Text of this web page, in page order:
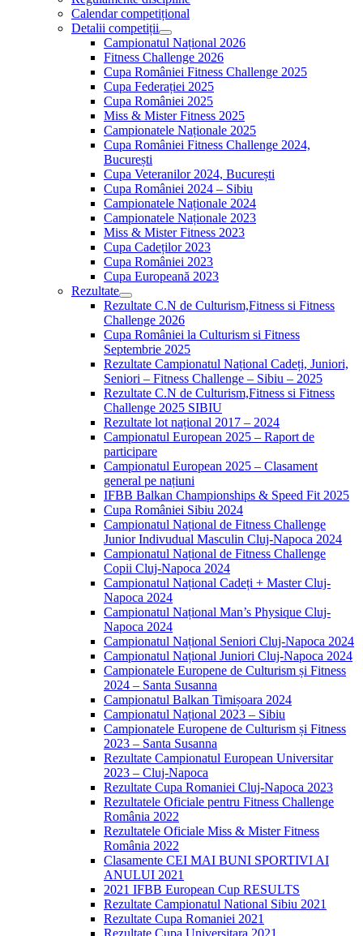
Calendar competițional
Detalii competiții
Campionatul Național 2026
Fitness Challenge 2026
Cupa României Fitness Challenge 2025
Cupa Federației 2025
Cupa României 2025
Miss & Mister Fitness 2025
Campionatele Naționale 2025
Cupa României Fitness Challenge 2024,
București
Cupa Veteranilor 2024, București
Cupa României 2024 – Sibiu
Campionatele Naționale 2024
Campionatele Naționale 2023
Miss & Mister Fitness 2023
Cupa Cadeților 2023
Cupa României 2023
Cupa Europeană 2023
Rezultate
Rezultate C.N de Culturism,Fitness si Fitness
Challenge 2026
Cupa României la Culturism si Fitness
Septembrie 2025
Rezultate Campionatul Național Cadeți, Juniori,
Seniori – Fitness Challenge – Sibiu – 2025
Rezultate C.N de Culturism,Fitness si Fitness
Challenge 2025 SIBIU
Rezultate lot național 2017 – 2024
Campionatul European 2025 – Raport de
participare
Campionatul European 2025 – Clasament
general pe națiuni
IFBB Balkan Championships & Speed Fit 2025
Cupa României Sibiu 2024
Campionatul Național de Fitness Challenge
Junior Indivudual Masculin Cluj-Napoca 2024
Campionatul Național de Fitness Challenge
Copii Cluj-Napoca 2024
Campionatul Național Cadeți + Master Cluj-
Napoca 2024
Campionatul Național Man’s Physique Cluj-
Napoca 2024
Campionatul Național Seniori Cluj-Napoca 2024
Campionatul Național Juniori Cluj-Napoca 2024
Campionatele Europene de Culturism și Fitness
2024 – Santa Susanna
Campionatul Balkan Timișoara 2024
Campionatul Național 2023 – Sibiu
Campionatele Europene de Culturism și Fitness
2023 – Santa Susanna
Rezultate Campionatul European Universitar
2023 – Cluj-Napoca
Rezultate Cupa Romaniei Cluj-Napoca 2023
Rezultatele Oficiale pentru Fitness Challenge
România 2022
Rezultatele Oficiale Miss & Mister Fitness
România 2022
Clasamente CEI MAI BUNI SPORTIVI AI
ANULUI 2021
2021 IFBB European Cup RESULTS
Rezultate Campionatul National Sibiu 2021
Rezultate Cupa Romaniei 2021
Rezultate Cupa Universitara 2021